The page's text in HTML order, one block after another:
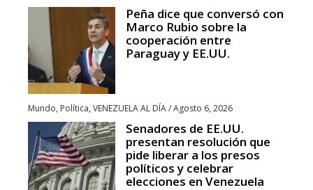
Peña dice que conversó con
Marco Rubio sobre la
cooperación entre
Paraguay y EE.UU.
Mundo, Política, VENEZUELA AL DÍA/Agosto 6, 2026
Senadores de EE.UU.
presentan resolución que
pide liberar a los presos
políticos y celebrar
elecciones en Venezuela